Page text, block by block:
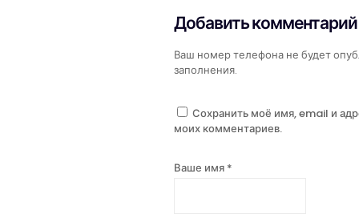
Добавить комментарий
Ваш номер телефона не будет
заполнения.
Ваше имя *
Сохранить моё имя, email и
моих комментариев.